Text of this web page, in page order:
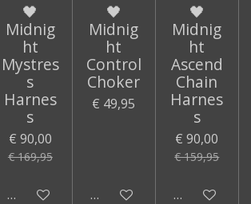
hoogte
🖤
Midnig
ht
Mystres
s
Harnes
s
€ 90,00
€ 169,95
In winkelwagen
🖤
Midnig
ht
Control
Choker
€ 49,95
Houd mij op de hoogte
🖤
Midnig
ht
Ascend
Chain
Harnes
s
€ 90,00
€ 159,95
In